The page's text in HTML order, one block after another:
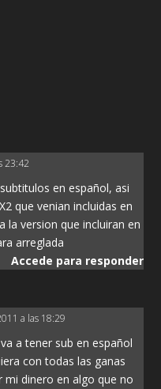
23:42
en español, asi
que venian incluidas en
la version que incluiran en
arreglada
Accede para responder
a las 18:29
a tener sub en español
con todas las ganas
mi dinero en algo que no